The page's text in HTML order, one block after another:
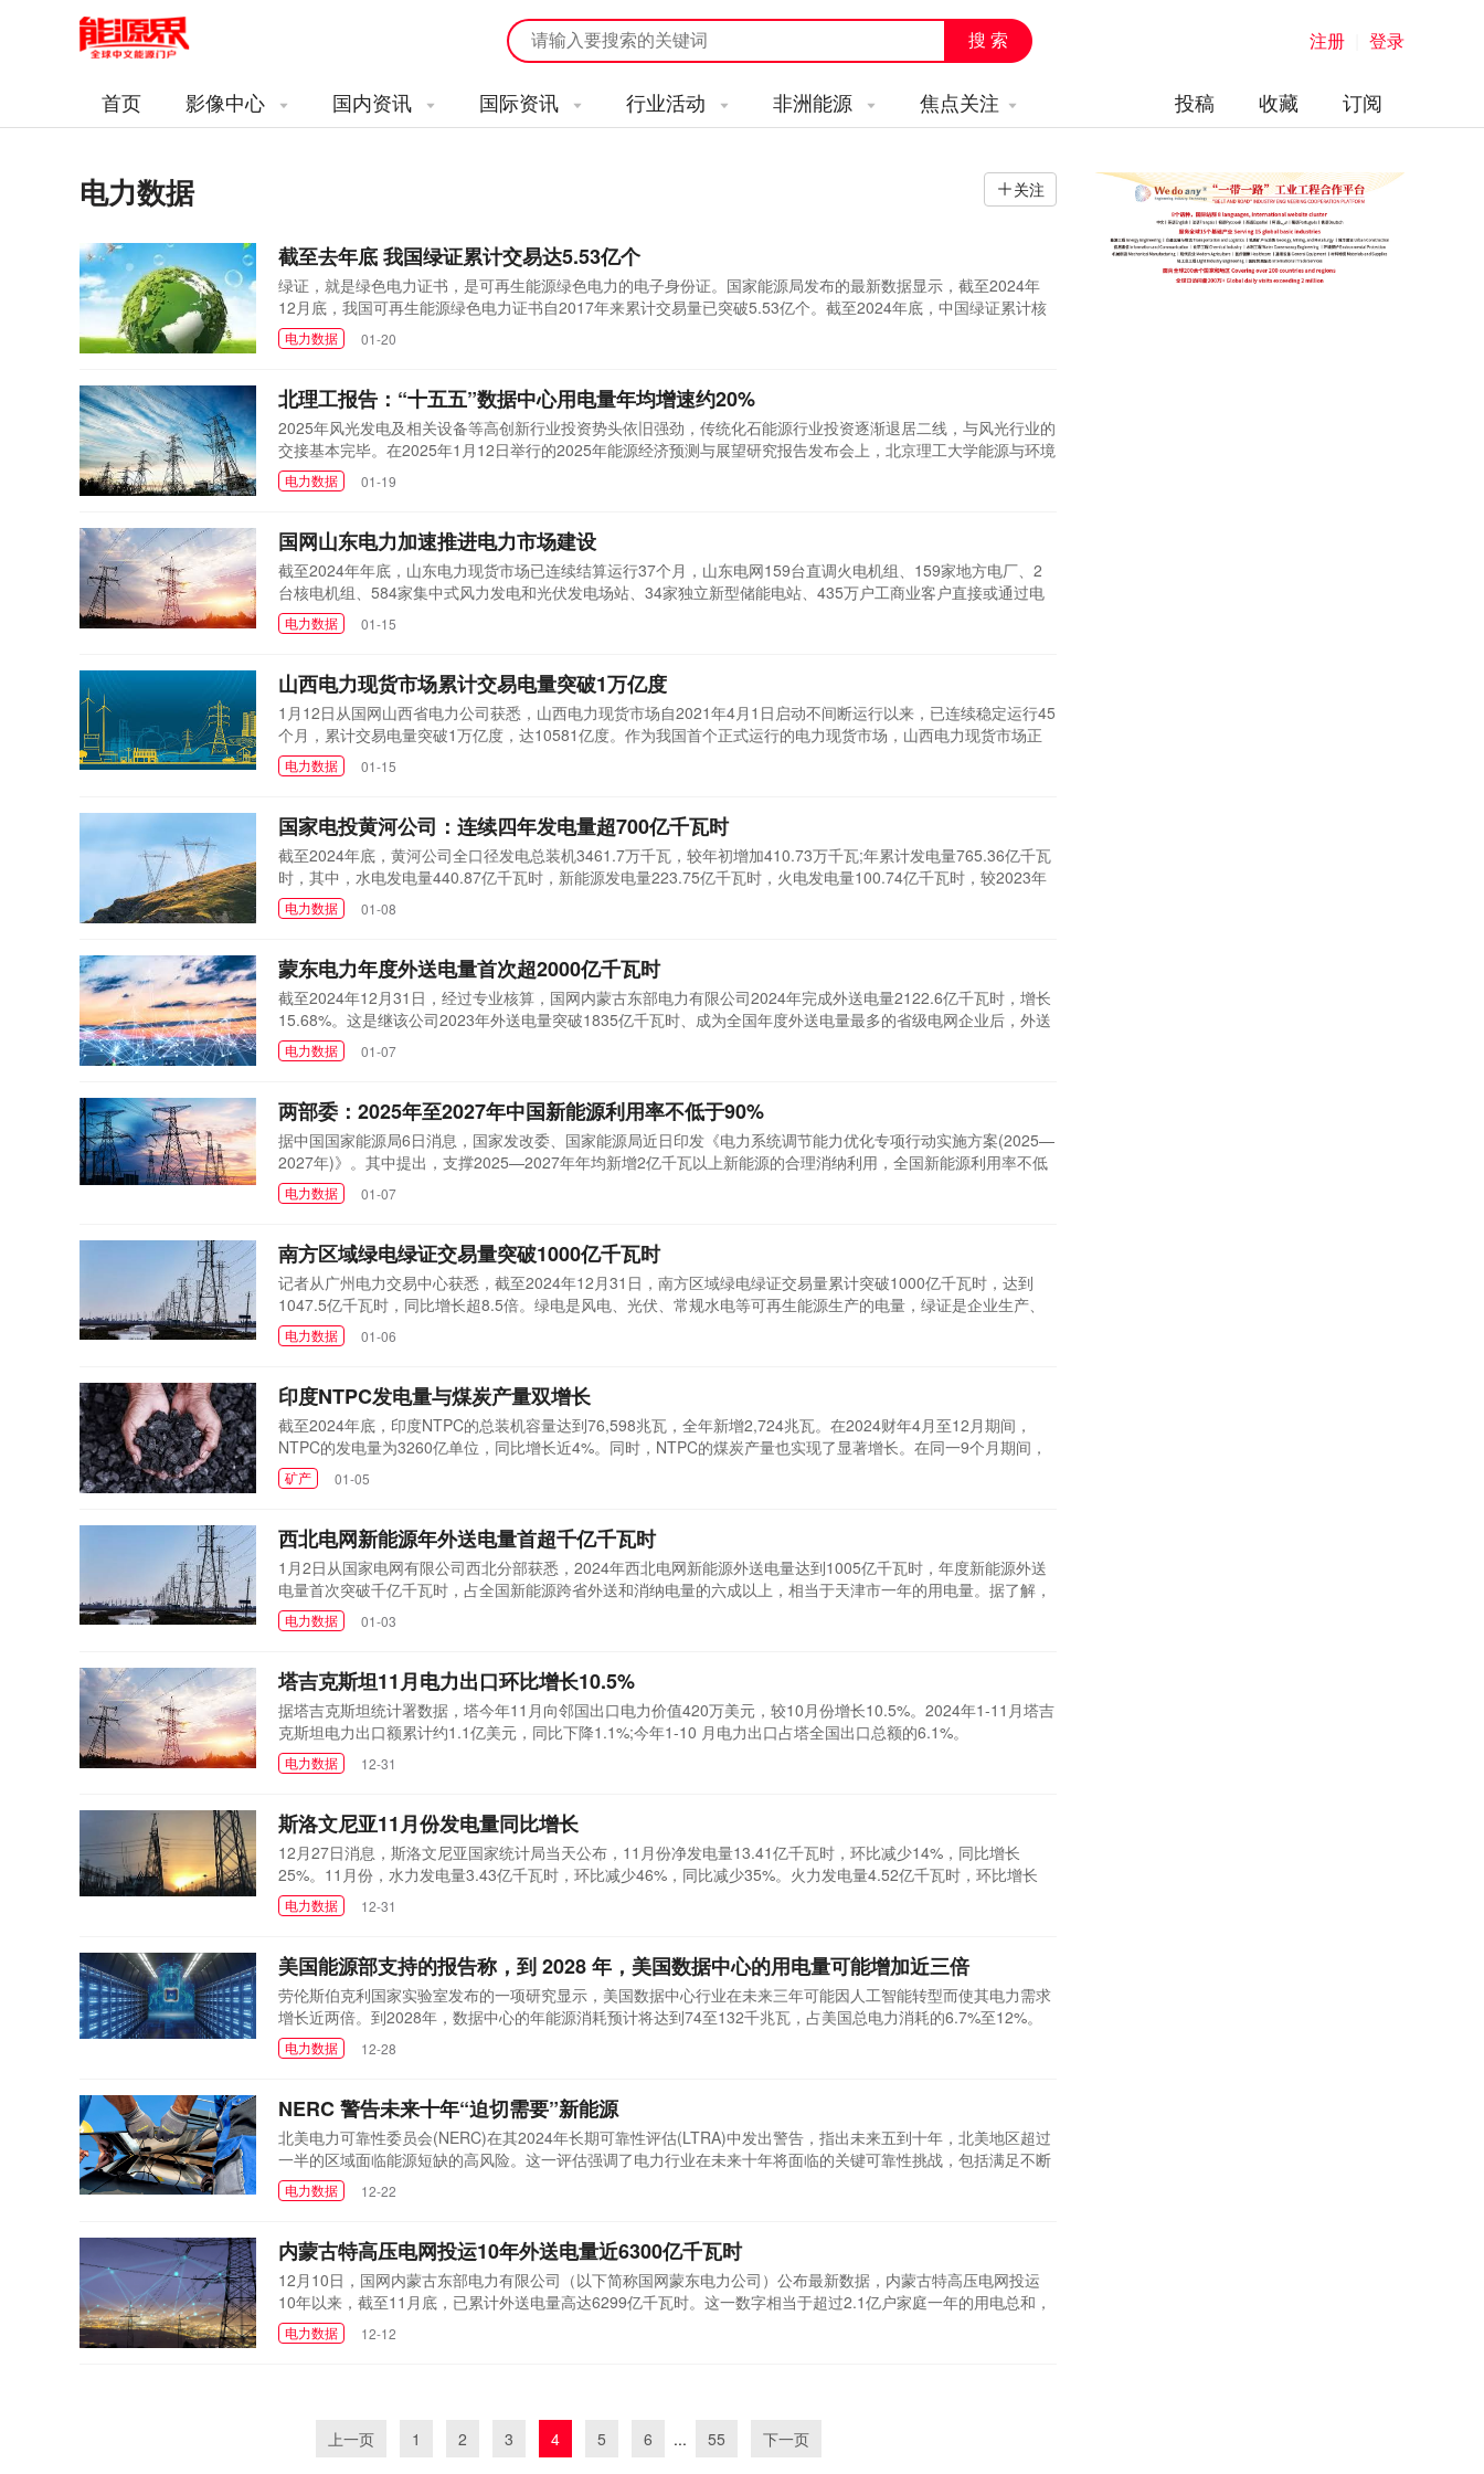
注册 登录
首页 影像中心 国内资讯 国际资讯 行业活动 非洲能源 焦点关注 订阅
收藏
投稿
电力数据 关注
截至去年底 我国绿证累计交易达5.53亿个
绿证，就是绿色电力证书，是可再生能源绿色电力的电子身份证。国家能源局发布的最新数据显示，截至2024年
12月底，我国可再生能源绿色电力证书自2017年来累计交易量已突破5.53亿个。截至2024年底，中国绿证累计核
发49.55亿个，同比增长21.42倍;累计交易5.53亿个，同比增长4.19倍，相当于5530亿度电，其中企业绿证购买量
超过99%。水电水利规划设计总院常务副院长 易跃春：目前制造业方面购买绿电比较积极，通信行业、汽车行业等
电力数据 01-20
北理工报告：“十五五”数据中心用电量年均增速约20%
2025年风光发电及相关设备等高创新行业投资势头依旧强劲，传统化石能源行业投资逐渐退居二线，与风光行业的
交接基本完毕。在2025年1月12日举行的2025年能源经济预测与展望研究报告发布会上，北京理工大学能源与环境
政策研究中心副主任、管理学院院长唐葆君说。会议现场发布的《2025年中国能源经济指数研究及展望》预测了
2025年我国能源行业投资热点，光伏发电、风力发电、电网自控设备、光伏设备属于最优梯队，风电设备、天然气
电力数据 01-19
国网山东电力加速推进电力市场建设
截至2024年年底，山东电力现货市场已连续结算运行37个月，山东电网159台直调火电机组、159家地方电厂、2
台核电机组、584家集中式风力发电和光伏发电场站、34家独立新型储能电站、435万户工商业客户直接或通过电
网企业代理购电方式间接参与电力市场交易，累计结算电量超过1亿千瓦时。目前，该市场已成为国家电网经营区
内首个结算电量突破万亿千瓦时的省级现货市场。山东电力现货市场建设始于2017年。国网山东省电力公司于
电力数据 01-15
山西电力现货市场累计交易电量突破1万亿度
1月12日从国网山西省电力公司获悉，山西电力现货市场自2021年4月1日启动不间断运行以来，已连续稳定运行45
个月，累计交易电量突破1万亿度，达10581亿度。作为我国首个正式运行的电力现货市场，山西电力现货市场正
式运行已满一年。一年多来，现货市场在提升电力保供能力、促进新能源消纳等方面的作用日益凸显。国网山西电
力现货市场处专责董健鹏介绍，2024年，山西现货交易电量达到2798亿度。能涨能降的现货价格信号，是最好的
电力数据 01-15
国家电投黄河公司：连续四年发电量超700亿千瓦时
截至2024年底，黄河公司全口径发电总装机3461.7万千瓦，较年初增加410.73万千瓦;年累计发电量765.36亿千瓦
时，其中，水电发电量440.87亿千瓦时，新能源发电量223.75亿千瓦时，火电发电量100.74亿千瓦时，较2023年
同期增加5.36%，连续四年保持年发电量超700亿千瓦时。2024年，黄河公司牢记国之大者，全面落实国家电投集
团均衡增长战略，多措并举夯实安全生产基础，全面推进存量提质增量做优，力争能发多发、应发尽发、稳发满
电力数据 01-08
蒙东电力年度外送电量首次超2000亿千瓦时
截至2024年12月31日，经过专业核算，国网内蒙古东部电力有限公司2024年完成外送电量2122.6亿千瓦时，增长
15.68%。这是继该公司2023年外送电量突破1835亿千瓦时、成为全国年度外送电量最多的省级电网企业后，外送
电量的又一突破，相当于6060万户家庭一年的生活用电量，有力支撑全国能源保供大局。内蒙古是国家重要能源和
战略资源基地，煤炭、风能、太阳能储量丰富。全区已查明煤炭资源量突破万亿吨大关，居全国前列;风能总储量
电力数据 01-07
两部委：2025年至2027年中国新能源利用率不低于90%
据中国国家能源局6日消息，国家发改委、国家能源局近日印发《电力系统调节能力优化专项行动实施方案(2025—
2027年)》。其中提出，支撑2025—2027年年均新增2亿千瓦以上新能源的合理消纳利用，全国新能源利用率不低
于90%。当前，中国电力系统调节能力不断提升，但调节资源发展也面临着一些挑战和问题。国家能源局指出，中
国年均新增新能源装机规模突破2亿千瓦，预计十五五将延续快速增长态势，大幅增加系统消纳压力。该方案提
电力数据 01-07
南方区域绿电绿证交易量突破1000亿千瓦时
记者从广州电力交易中心获悉，截至2024年12月31日，南方区域绿电绿证交易量累计突破1000亿千瓦时，达到
1047.5亿千瓦时，同比增长超8.5倍。绿电是风电、光伏、常规水电等可再生能源生产的电量，绿证是企业生产、
消费可再生能源电量的唯一凭证，每1000千瓦时绿电核发1张绿证。绿证对于促进可再生能源开发利用，满足社会
绿色电力消费需求有重要作用。自2021年以来，南方区域绿电绿证市场不断增容扩量，参与主体数量快速增长，交
电力数据 01-06
印度NTPC发电量与煤炭产量双增长
截至2024年底，印度NTPC的总装机容量达到76,598兆瓦，全年新增2,724兆瓦。在2024财年4月至12月期间，
NTPC的发电量为3260亿单位，同比增长近4%。同时，NTPC的煤炭产量也实现了显著增长。在同一9个月期间，
该公司从其自有煤矿中开采了约3088万吨煤炭，同比增长23%。此外，CPSU向NTPC的发电站运送了30.55公吨煤
炭，同比增长约19%。到2024-25财年第三季度末，NTPC燃煤电厂的累计工厂负荷系数达到76.20%。这些成就进
矿产 01-05
西北电网新能源年外送电量首超千亿千瓦时
1月2日从国家电网有限公司西北分部获悉，2024年西北电网新能源外送电量达到1005亿千瓦时，年度新能源外送
电量首次突破千亿千瓦时，占全国新能源跨省外送和消纳电量的六成以上，相当于天津市一年的用电量。据了解，
十四五以来，西北电网新能源外送电量年均增长18%，展现了西北风光大好的绿色发展态势。2024年，西北区域新
增新能源装机超4600万千瓦，新能源装机累计达到2.69亿千瓦，占电源总装机容量的53%，规模较十三五末翻一
电力数据 01-03
塔吉克斯坦11月电力出口环比增长10.5%
据塔吉克斯坦统计署数据，塔今年11月向邻国出口电力价值420万美元，较10月份增长10.5%。2024年1-11月塔吉
克斯坦电力出口额累计约1.1亿美元，同比下降1.1%;今年1-10 月电力出口占塔全国出口总额的6.1%。
电力数据 12-31
斯洛文尼亚11月份发电量同比增长
12月27日消息，斯洛文尼亚国家统计局当天公布，11月份净发电量13.41亿千瓦时，环比减少14%，同比增长
25%。11月份，水力发电量3.43亿千瓦时，环比减少46%，同比减少35%。火力发电量4.52亿千瓦时，环比增长
39%，同比增长43%。核电发电量5.05亿千瓦时，环比减少3%，同比增长162%。太阳能发电量0.42亿千瓦时，环
比减少44%，同比增长15%。11月份，斯洛文尼亚进口电力8.44亿千瓦时，环比增长21%，同比减少2%。出口电
电力数据 12-31
美国能源部支持的报告称，到 2028 年，美国数据中心的用电量可能增加近三倍
劳伦斯伯克利国家实验室发布的一项研究显示，美国数据中心行业在未来三年可能因人工智能转型而使其电力需求
增长近两倍。到2028年，数据中心的年能源消耗预计将达到74至132千兆瓦，占美国总电力消耗的6.7%至12%。
这一增长主要受到AI芯片，特别是GPU的需求和可用性影响。目前，数据中心已占美国电力负荷的4%多一点，但
随着人工智能技术的快速发展，需要更强大的芯片和冷却系统，从而推动了数据中心的电力消耗增长。从2017年开
电力数据 12-28
NERC 警告未来十年“迫切需要”新能源
北美电力可靠性委员会(NERC)在其2024年长期可靠性评估(LTRA)中发出警告，指出未来五到十年，北美地区超过
一半的区域面临能源短缺的高风险。这一评估强调了电力行业在未来十年将面临的关键可靠性挑战，包括满足不断
增长的能源需求、管理发电机退役以及消除资源和输电发展的障碍。NERC可靠性评估经理Mark Olson表示，目前
的需求增长速度比以往二十年任何时候都要快，满足未来所有季节的能源需求在预测和规划方面面临着独特挑战。
电力数据 12-22
内蒙古特高压电网投运10年外送电量近6300亿千瓦时
12月10日，国网内蒙古东部电力有限公司（以下简称国网蒙东电力公司）公布最新数据，内蒙古特高压电网投运
10年以来，截至11月底，已累计外送电量高达6299亿千瓦时。这一数字相当于超过2.1亿户家庭一年的用电总和，
实现标准煤就地转化1.96亿吨，减少二氧化碳排放约5.2亿吨。2014年11月，内蒙古首条特高压电力外送通道——
锡盟-山东1000千伏特高压交流输变电工程开工。至今，内蒙古已逐步建立起覆盖山东、天津、山西、江苏等地区
电力数据 12-12
上一页 1 2 3 4 5 6 ... 55 下一页